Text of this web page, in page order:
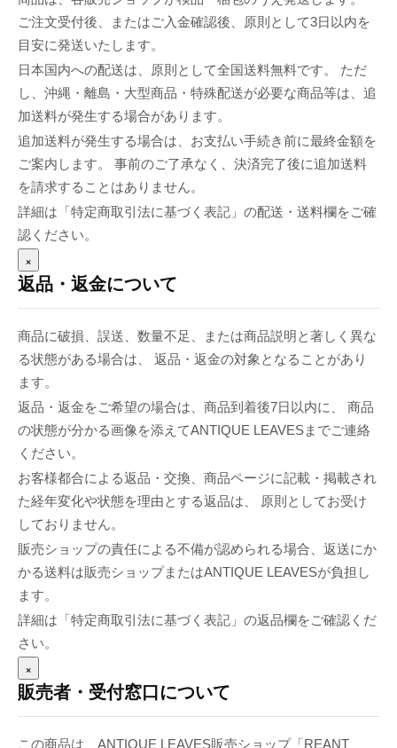
ご注文受付後、またはご入金確認後、原則として3日以内を
目安に発送いたします。
日本国内への配送は、原則として全国送料無料です。 ただ
し、沖縄・離島・大型商品・特殊配送が必要な商品等は、追
加送料が発生する場合があります。
追加送料が発生する場合は、お支払い手続き前に最終金額を
ご案内します。 事前のご了承なく、決済完了後に追加送料
を請求することはありません。
詳細は「特定商取引法に基づく表記」の配送・送料欄をご確
認ください。
×
返品・返金について
商品に破損、誤送、数量不足、または商品説明と著しく異な
る状態がある場合は、 返品・返金の対象となることがあり
ます。
返品・返金をご希望の場合は、商品到着後7日以内に、 商品
の状態が分かる画像を添えてANTIQUE LEAVESまでご連絡
ください。
お客様都合による返品・交換、商品ページに記載・掲載され
た経年変化や状態を理由とする返品は、 原則としてお受け
しておりません。
販売ショップの責任による不備が認められる場合、返送にか
かる送料は販売ショップまたはANTIQUE LEAVESが負担し
ます。
詳細は「特定商取引法に基づく表記」の返品欄をご確認くだ
さい。
×
販売者・受付窓口について
この商品は、ANTIQUE LEAVES販売ショップ「REANT